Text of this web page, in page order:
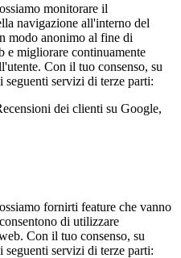
monitorare il
navigazione all'interno del
modo anonimo al fine di
e migliorare continuamente
Con il tuo consenso, su
servizi di terze parti:
dei clienti su Google,
fornirti feature che vanno
di utilizzare
Con il tuo consenso, su
servizi di terze parti: